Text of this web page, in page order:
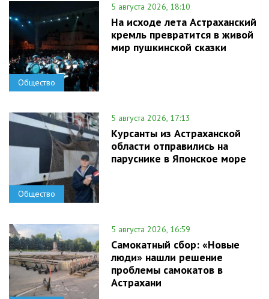
Общество
5 августа 2026, 18:10
На исходе лета Астраханский
кремль превратится в живой
мир пушкинской сказки
Общество
5 августа 2026, 17:13
Курсанты из Астраханской
области отправились на
паруснике в Японское море
5 августа 2026, 16:59
Самокатный сбор: «Новые
люди» нашли решение
проблемы самокатов в
Астрахани